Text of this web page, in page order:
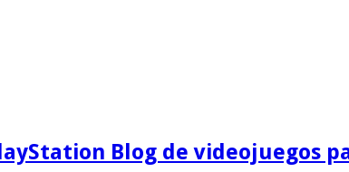
Blog de videojuegos